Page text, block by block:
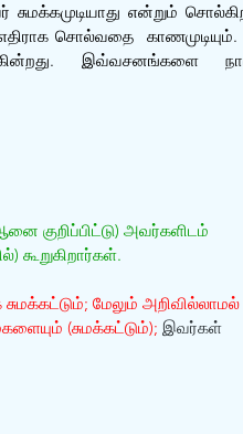
என்றும்
சொல்வதை  காணமுடியும்.
இவ்வசனங்களை
குறிப்பிட்டு) அவர்களிடம்
கூறுகிறார்கள்.
மேலும் அறிவில்லாமல்
(சுமக்கட்டும்); இவர்கள்